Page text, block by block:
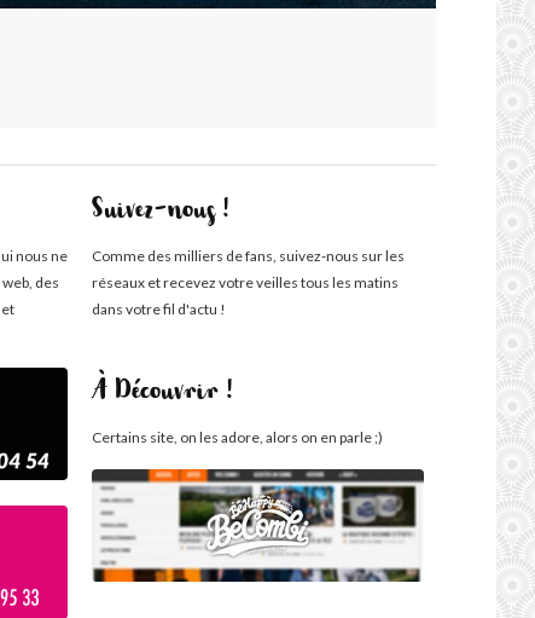
nous ne
des
Suivez-nous !
Comme des milliers de fans, suivez-nous sur les
réseaux et recevez votre veilles tous les matins
dans votre fil d'actu !
À Découvrir !
Certains site, on les adore, alors on en parle ;)